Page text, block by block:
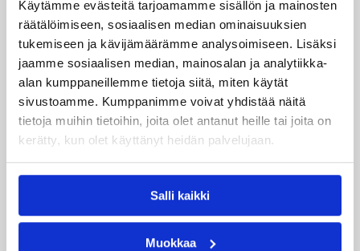
Käytämme evästeitä tarjoamamme sisällön ja mainosten
räätälöimiseen, sosiaalisen median ominaisuuksien
tukemiseen ja kävijämäärämme analysoimiseen. Lisäksi
jaamme sosiaalisen median, mainosalan ja analytiikka-
alan kumppaneillemme tietoja siitä, miten käytät
sivustoamme. Kumppanimme voivat yhdistää näitä
tietoja muihin tietoihin, joita olet antanut heille tai joita on
kerätty, kun olet käyttänyt heidän palvelujaan.
Salli kaikki
Muokkaa
Sander Saare
Sebastian Booker
Shavon Shields
Thomas Laerke P
Tobias Borg
Tommi Huolila
Topias Palmi
William Asplund
Kategoriat
Maajoukkue Maaottelu
MU20